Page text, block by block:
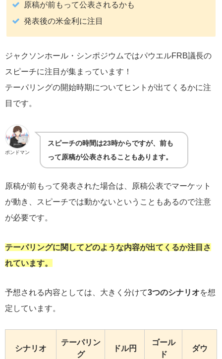
原稿が前もって公表されるかも
発表後の米金利に注目
ジャクソンホール・シンポジウムではパウエルFRB議長の
スピーチに注目が集まっています！
テーパリングの開始時期についてヒントが出てくるかに注
目です。
ポンドマン
スピーチの時間は23時からですが、前も
って原稿が公表されることもあります。
原稿が前もって発表された場合は、原稿公表でマーケット
が動き、スピーチでは動かないということもあるので注意
が必要です。
テーパリングに関してどのような内容が出てくるか注目さ
れています。
予想される内容としては、大きく分けて3つのシナリオを想
定しています。
シナリオ
テーパリン
グ
ドル円
ゴール
ド
ダウ